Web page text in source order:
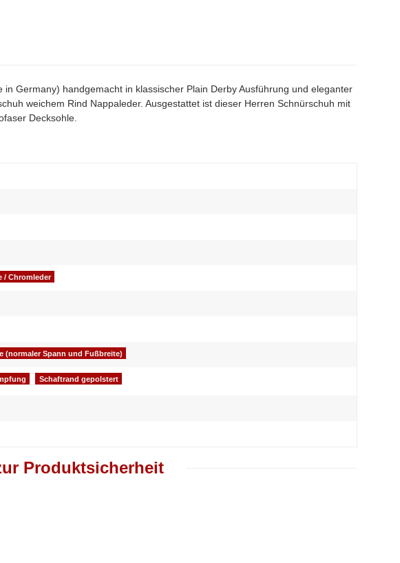
Germany) handgemacht in klassischer Plain Derby Ausführung und eleganter
weichem Rind Nappaleder. Ausgestattet ist dieser Herren Schnürschuh mit
Decksohle.
/ Chromleder
(normaler Spann und Fußbreite)
Schaftrand gepolstert
Produktsicherheit